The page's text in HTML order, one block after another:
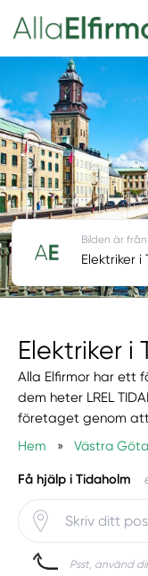
Elektriker i
Alla Elfirmor har ett
dem heter LREL
företaget genom
Hem
» Västra
Få hjälp i Tidaholm
Psst, använd
Bilden är från
Elektriker i